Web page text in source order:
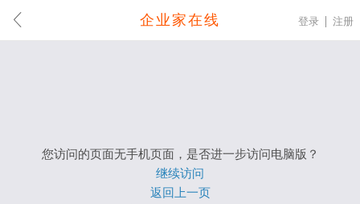
企业家在线 登录 注册
您访问的页面无手机页面，是否进一步访问电脑版？
继续访问
返回上一页